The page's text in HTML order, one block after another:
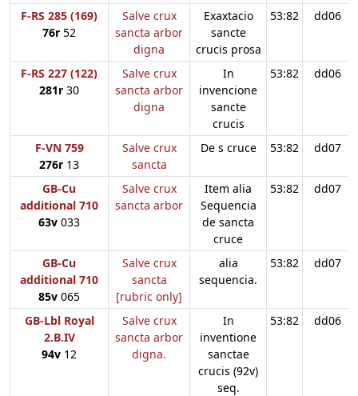
F-RS 285 (169)
76r 52
Salve crux
sancta arbor
digna
Exaxtacio
sancte
crucis prosa
53:82 dd06
F-RS 227 (122)
281r 30
Salve crux
sancta arbor
digna
In
invencione
sancte
crucis
53:82 dd06
F-VN 759
276r 13
Salve crux
sancta
De s cruce 53:82 dd07
GB-Cu
additional 710
63v 033
Salve crux
sancta arbor
Item alia
Sequencia
de sancta
cruce
53:82 dd07
GB-Cu
additional 710
85v 065
Salve crux
sancta
[rubric only]
alia
sequencia.
53:82 dd07
GB-Lbl Royal
2.B.IV
94v 12
Salve crux
sancta arbor
digna.
In
inventione
sanctae
crucis (92v)
seq.
53:82 dd06